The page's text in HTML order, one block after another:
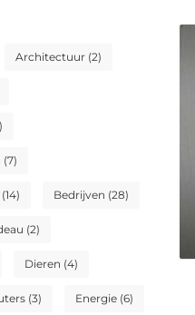
Architectuur (2)
(7)
(14) Bedrijven (28)
(2)
Dieren (4)
(3) Energie (6)